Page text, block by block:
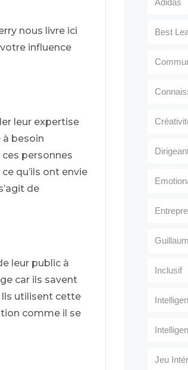
nous livre ici
influence
leur expertise
à besoin
personnes
qu’ils ont envie
de
leur public à
car ils savent
Ils utilisent cette
comme il se
Adidas
Best
Inclusif
Jeu